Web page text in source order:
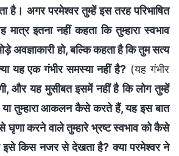
है। अगर परमेश्वर तुम्हें इस तरह परिभाषित
इतना नहीं कहता कि तुम्हारा स्वभाव
अवज्ञाकारी हो, बल्कि कहता है कि तुम सत्य
यह एक गंभीर समस्या नहीं है? (यह गंभीर
और यह मुसीबत इसमें नहीं है कि लोग तुम्हें
तुम्हारा आकलन कैसे करते हैं, यह इस बात
घृणा करने वाले तुम्हारे भ्रष्ट स्वभाव को कैसे
इसे किस नजर से देखता है? क्या परमेश्वर ने